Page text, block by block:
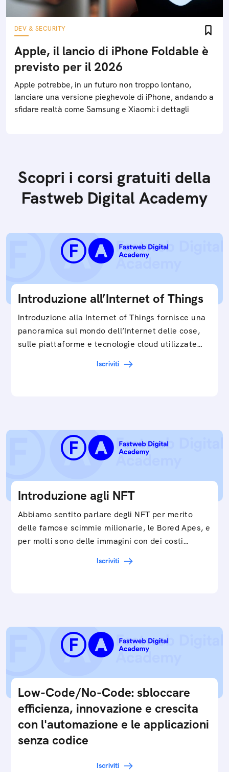
DEV & SECURITY
Apple, il lancio di iPhone Foldable è
previsto per il 2026
Apple potrebbe, in un futuro non troppo lontano,
lanciare una versione pieghevole di iPhone, andando a
sfidare realtà come Samsung e Xiaomi: i dettagli
Scopri i corsi gratuiti della
Fastweb Digital Academy
Introduzione all’Internet of Things
Introduzione alla Internet of Things fornisce una
panoramica sul mondo dell’Internet delle cose,
sulle piattaforme e tecnologie cloud utilizzate
Iscriviti
Introduzione agli NFT
Abbiamo sentito parlare degli NFT per merito
delle famose scimmie milionarie, le Bored Apes, e
per molti sono delle immagini con dei costi…
Iscriviti
Low-Code/No-Code: sbloccare
efficienza, innovazione e crescita
con l'automazione e le applicazioni
senza codice
Iscriviti